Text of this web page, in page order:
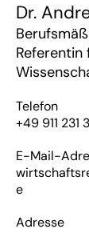
Dr.
Telefon
+49 911 231
E-Mail-
e
Adresse